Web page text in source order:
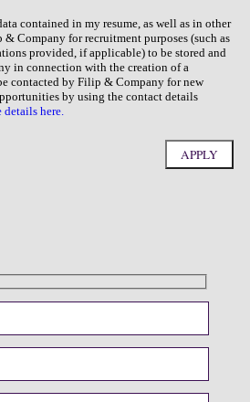
contained in my resume, as well as in other
Company for recruitment purposes (such as
provided, if applicable) to be stored and
in connection with the creation of a
contacted by Filip & Company for new
by using the contact details
details here.